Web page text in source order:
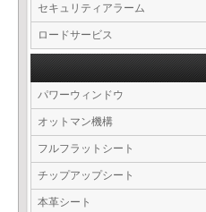
セキュリティアラーム
ロードサービス
パワーウィンドウ
オットマン機構
フルフラットシート
チップアップシート
本革シート